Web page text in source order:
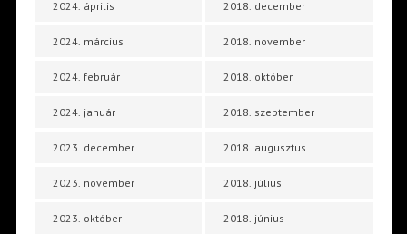
2024. április
2024. március
2024. február
2024. január
2023. december
2023. november
2023. október
2018. december
2018. november
2018. október
2018. szeptember
2018. augusztus
2018. július
2018. június